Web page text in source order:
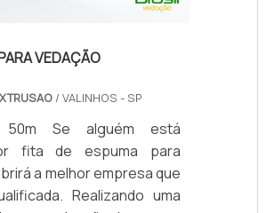
VEDAÇÃO
/ VALINHOS - SP
50m Se alguém está
fita de espuma para
a melhor empresa que
Realizando uma